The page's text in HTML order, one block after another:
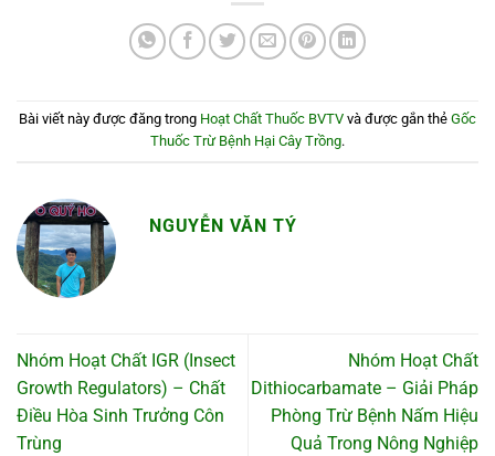
Bài viết này được đăng trong Hoạt Chất Thuốc BVTV và được gắn thẻ Gốc
Thuốc Trừ Bệnh Hại Cây Trồng.
NGUYỄN VĂN TÝ
Nhóm Hoạt Chất IGR (Insect
Growth Regulators) – Chất
Điều Hòa Sinh Trưởng Côn
Trùng
Nhóm Hoạt Chất
Dithiocarbamate – Giải Pháp
Phòng Trừ Bệnh Nấm Hiệu
Quả Trong Nông Nghiệp